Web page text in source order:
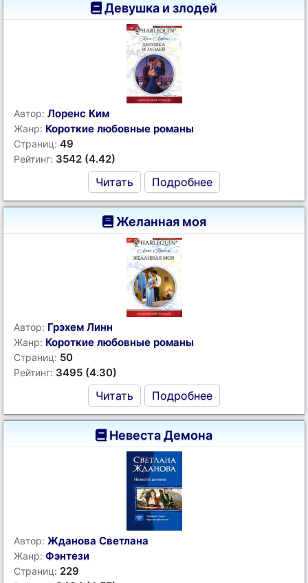
Девушка и злодей
Автор: Лоренс Ким
Жанр: Короткие любовные романы
Страниц: 49
Рейтинг: 3542 (4.42)
Читать Подробнее
Желанная моя
Автор: Грэхем Линн
Жанр: Короткие любовные романы
Страниц: 50
Рейтинг: 3495 (4.30)
Читать Подробнее
Невеста Демона
Автор: Жданова Светлана
Жанр: Фэнтези
Страниц: 229